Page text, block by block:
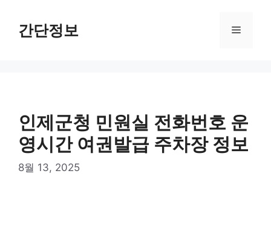
간단정보 메
인제군청 민원실 전화번호 운
영시간 여권발급 주차장 정보
8월 13, 2025